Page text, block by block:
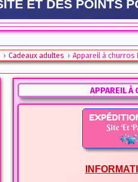
Cadeaux adultes Appareil à churros
APPAREIL À